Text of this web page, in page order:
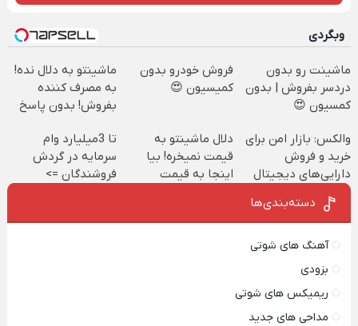
وبگردی
ماشینت رو بدون
دردسر بفروش | بدون
کمسیون 😍
فروش خودرو بدون
کمیسیون 😍
ماشینتو به دلال نده!
به مصرف کننده
بفروش! بدون پاسخ
والکس: بازار امن برای
خرید و فروش
دارایی‌های دیجیتال
دلال ماشینتو به
قیمت نمیخره! بیا
اینجا به قیمت
تا 3میلیارد وام
سرمایه در گردش
فروشندگان =>
دسته‌بندی‌ها
آهنگ های شوتی
بزودی
ریمیکس های شوتی
مداحی های جدید